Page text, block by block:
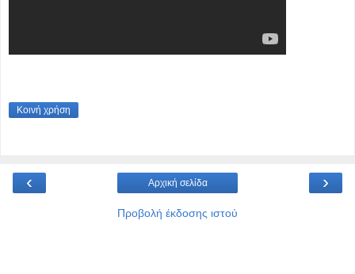
Κοινή χρήση
‹ ›
Αρχική σελίδα
Προβολή έκδοσης ιστού